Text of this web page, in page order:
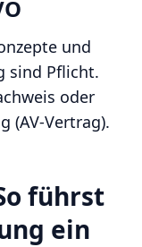
und
sind Pflicht.
oder
(AV‑Vertrag).
führst
ein